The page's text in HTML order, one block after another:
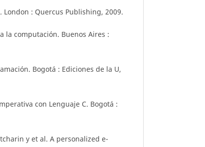
: Quercus Publishing, 2009.
la computación. Buenos Aires :
Bogotá : Ediciones de la U,
con Lenguaje C. Bogotá :
y et al. A personalized e-